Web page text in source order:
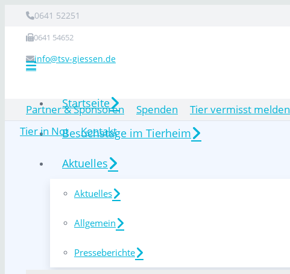
0641 52251
0641 54652
info@tsv-giessen.de
Startseite
Besuchstage im Tierheim
Aktuelles
Aktuelles
Allgemein
Presseberichte
Partner & Sponsoren Spenden Tier vermisst melden
Tier in Not
Kontakt